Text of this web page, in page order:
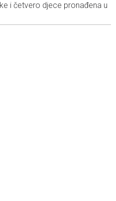
i četvero djece pronađena u